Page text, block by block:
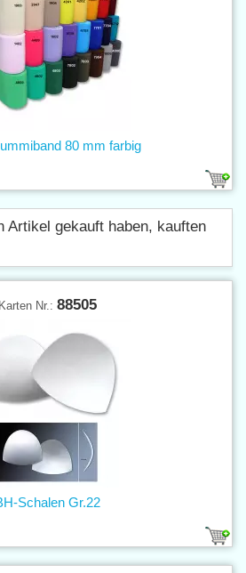
80 mm farbig
Artikel gekauft haben, kauften
Karten Nr.: 88505
Schalen Gr.22